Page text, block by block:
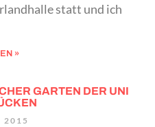
statt und ich
»
GARTEN DER UNI
2015